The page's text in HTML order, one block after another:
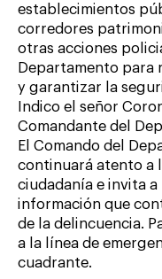
establecimientos
corredores
otras acciones
Departamento para
y garantizar la
Indico el señor
Comandante del
El Comando del
continuará atento a
ciudadanía e invita
información que
de la delincuencia.
a la línea de
cuadrante.